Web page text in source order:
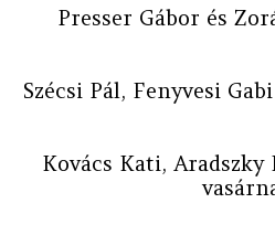
Presser Gábor és
Szécsi Pál, Fenyvesi
Kovács Kati, Aradszky